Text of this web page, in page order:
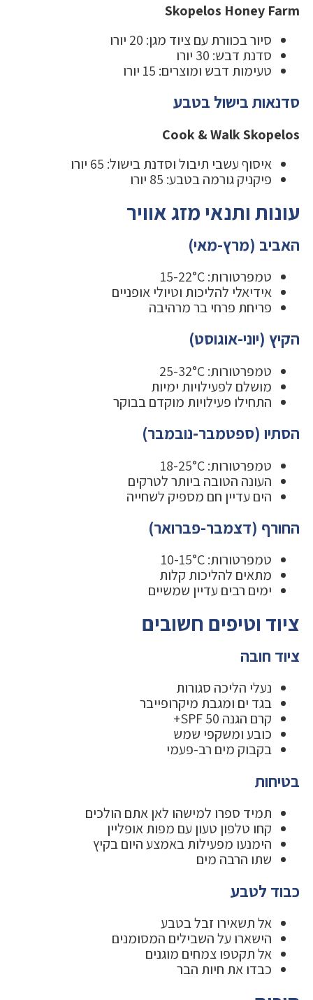
Skopelos Honey Farm
סיור בכוורת עם ציוד מגן: 20 יורו
סדנת דבש: 30 יורו
טעימות דבש ומוצרים: 15 יורו
סדנאות בישול בטבע
Cook & Walk Skopelos
איסוף עשבי תיבול וסדנת בישול: 65 יורו
פיקניק גורמה בטבע: 85 יורו
עונות ותנאי מזג אוויר
האביב (מרץ-מאי)
טמפרטורות: 15-22°C
אידיאלי להליכות וטיולי אופניים
פריחת פרחי בר מרהיבה
הקיץ (יוני-אוגוסט)
טמפרטורות: 25-32°C
מושלם לפעילויות ימיות
התחילו פעילויות מוקדם בבוקר
הסתיו (ספטמבר-נובמבר)
טמפרטורות: 18-25°C
העונה הטובה ביותר לטרקים
הים עדיין חם מספיק לשחייה
החורף (דצמבר-פברואר)
טמפרטורות: 10-15°C
מתאים להליכות קלות
ימים רבים עדיין שמשיים
ציוד וטיפים חשובים
ציוד חובה
נעלי הליכה סגורות
בגד ים ומגבת מיקרופייבר
קרם הגנה SPF 50+
כובע ומשקפי שמש
בקבוק מים רב-פעמי
בטיחות
תמיד ספרו למישהו לאן אתם הולכים
קחו טלפון טעון עם מפות אופליין
הימנעו מפעילות באמצע היום בקיץ
שתו הרבה מים
כבוד לטבע
אל תשאירו זבל בטבע
הישארו על השבילים המסומנים
אל תקטפו צמחים מוגנים
כבדו את חיות הבר